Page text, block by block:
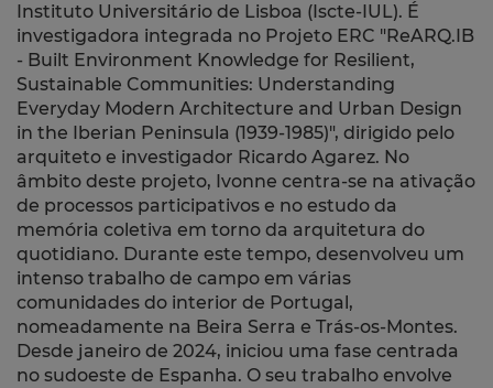
Instituto Universitário de Lisboa (Iscte-IUL). É
investigadora integrada no Projeto ERC "ReARQ.IB
- Built Environment Knowledge for Resilient,
Sustainable Communities: Understanding
Everyday Modern Architecture and Urban Design
in the Iberian Peninsula (1939-1985)", dirigido pelo
arquiteto e investigador Ricardo Agarez. No
âmbito deste projeto, Ivonne centra-se na ativação
de processos participativos e no estudo da
memória coletiva em torno da arquitetura do
quotidiano. Durante este tempo, desenvolveu um
intenso trabalho de campo em várias
comunidades do interior de Portugal,
nomeadamente na Beira Serra e Trás-os-Montes.
Desde janeiro de 2024, iniciou uma fase centrada
no sudoeste de Espanha. O seu trabalho envolve